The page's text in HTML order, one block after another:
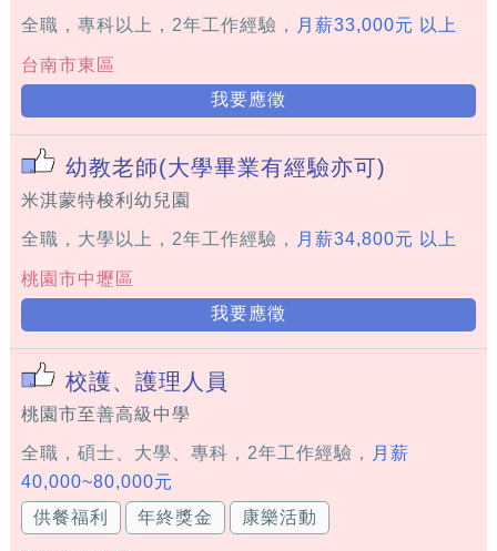
全職，專科以上，2年工作經驗， 月薪33,000元 以上
台南市東區
我要應徵
幼教老師(大學畢業有經驗亦可)
米淇蒙特梭利幼兒園
全職，大學以上，2年工作經驗， 月薪34,800元 以上
桃園市中壢區
我要應徵
校護、護理人員
桃園市至善高級中學
全職，碩士、大學、專科，2年工作經驗，
月薪
40,000~80,000元
供餐福利
年終獎金 康樂活動